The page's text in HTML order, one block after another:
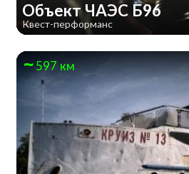
Объект ЧАЭС Б96
Квест-перформанс
597 км